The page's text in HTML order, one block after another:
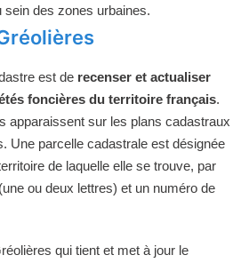
sein des zones urbaines.
est de recenser et actualiser
foncières du territoire français.
apparaissent sur les plans cadastraux
Une parcelle cadastrale est désignée
de laquelle elle se trouve, par
ou deux lettres) et un numéro de
qui tient et met à jour le